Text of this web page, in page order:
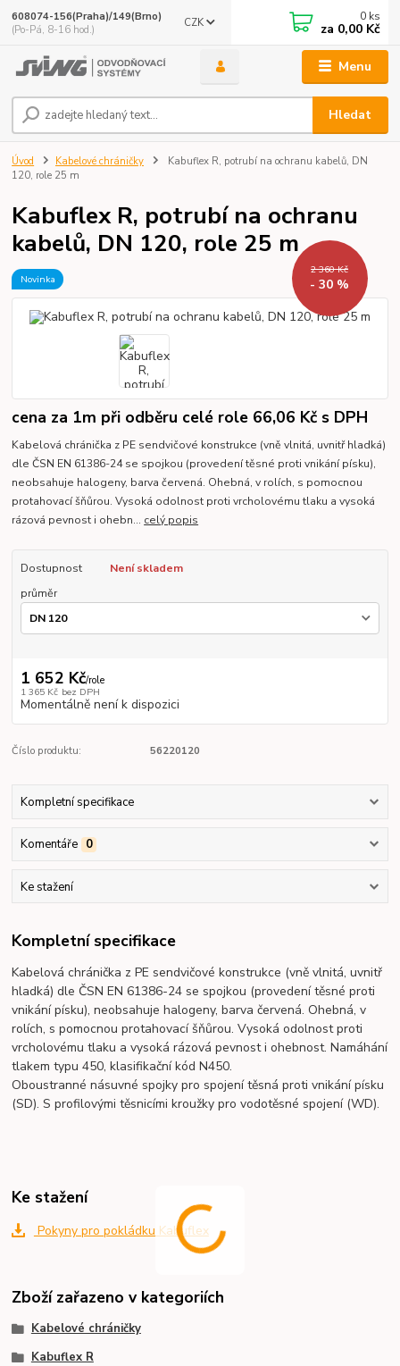
Menu
CZK
Hledat
608074-156(Praha)/149(Brno)
(Po-Pá, 8-16 hod.)
0 ks
za 0,00 Kč
Úvod Kabelové chráničky
Kabuflex R, potrubí na ochranu kabelů, DN
120, role 25 m
Kabuflex R, potrubí na ochranu
kabelů, DN 120, role 25 m
Novinka
2 360 Kč
- 30 %
cena za 1m při odběru celé role 66,06 Kč s DPH
Kabelová chránička z PE sendvičové konstrukce (vně vlnitá, uvnitř hladká)
dle ČSN EN 61386-24 se spojkou (provedení těsné proti vnikání písku),
neobsahuje halogeny, barva červená. Ohebná, v rolích, s pomocnou
protahovací šňůrou. Vysoká odolnost proti vrcholovému tlaku a vysoká
rázová pevnost i ohebn... celý popis
Dostupnost
Není skladem
průměr
1 652 Kč/role
1 365 Kč bez DPH
Momentálně není k dispozici
Číslo produktu: 56220120
Kompletní specifikace
Komentáře 0
Ke stažení
Kompletní specifikace
Kabelová chránička z PE sendvičové konstrukce (vně vlnitá, uvnitř
hladká) dle ČSN EN 61386-24 se spojkou (provedení těsné proti
vnikání písku), neobsahuje halogeny, barva červená. Ohebná, v
rolích, s pomocnou protahovací šňůrou. Vysoká odolnost proti
vrcholovému tlaku a vysoká rázová pevnost i ohebnost. Namáhání
tlakem typu 450, klasifikační kód N450.
Oboustranné násuvné spojky pro spojení těsná proti vnikání písku
(SD). S profilovými těsnicími kroužky pro vodotěsné spojení (WD).
Ke stažení
Pokyny pro pokládku Kabuflex
Zboží zařazeno v kategoriích
Kabelové chráničky
Kabuflex R